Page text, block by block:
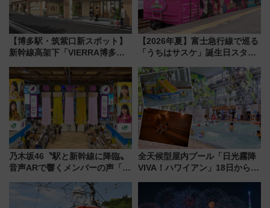
【博多駅・筑紫口新スポット】
新幹線高架下「VIERRA博多テ
など注目の全6店舗 「博多活憩
通り」も一新
【2026年夏】富士急行線で巡る
「うちはサスケ」誕生日スタン
定グルメ＆グッズ徹底ガイド
乃木坂46〝駅と新幹線に降臨〟
音声ARで響くメンバーの声「真
全天候型屋内プール「日光霧降
VIVA！ハワイアン」18日から営
ァミリーから大人まで幅広い世
代が一日中楽しる夏のリゾート